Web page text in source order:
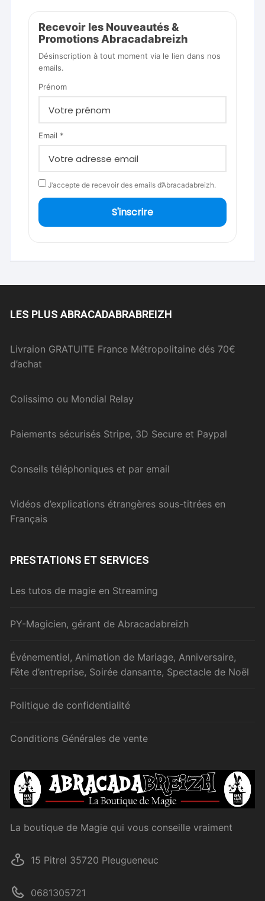
Recevoir les Nouveautés &
Promotions Abracadabreizh
Désinscription à tout moment via le lien dans nos
emails.
Prénom
Email *
J’accepte de recevoir des emails d’Abracadabreizh.
S'inscrire
LES PLUS ABRACADABRABREIZH
Livraion GRATUITE France Métropolitaine dés 70€
d’achat
Colissimo ou Mondial Relay
Paiements sécurisés Stripe, 3D Secure et Paypal
Conseils téléphoniques et par email
Vidéos d’explications étrangères sous-titrées en
Français
PRESTATIONS ET SERVICES
Les tutos de magie en Streaming
PY-Magicien, gérant de Abracadabreizh
Événementiel, Animation de Mariage, Anniversaire,
Fête d’entreprise, Soirée dansante, Spectacle de Noël
Politique de confidentialité
Conditions Générales de vente
La boutique de Magie qui vous conseille vraiment
15 Pitrel 35720 Pleugueneuc
0681305721